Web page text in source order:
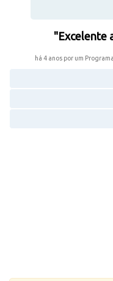
"Excelente
há 4 anos por um